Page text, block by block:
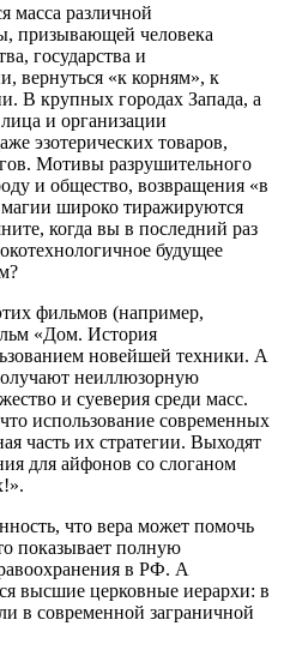
масса различной
призывающей человека
государства и
вернуться «к корням», к
В крупных городах Запада, а
и организации
эзотерических товаров,
Мотивы разрушительного
и общество, возвращения «в
магии широко тиражируются
когда вы в последний раз
будущее
фильмов (например,
«Дом. История
новейшей техники. А
неиллюзорную
и суеверия среди масс.
использование современных
часть их стратегии. Выходят
для айфонов со слоганом
что вера может помочь
показывает полную
в РФ. А
высшие церковные иерархи: в
в современной заграничной